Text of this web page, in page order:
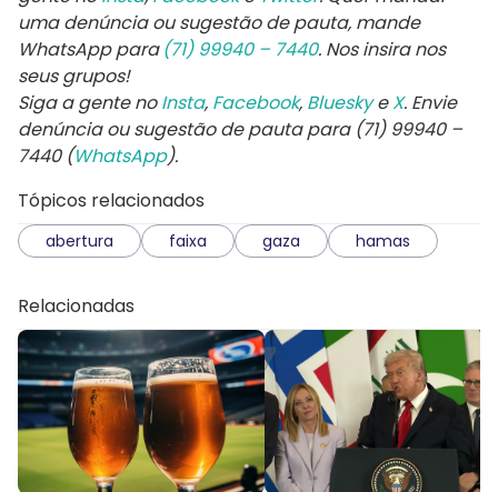
uma denúncia ou sugestão de pauta, mande
WhatsApp para (71) 99940 – 7440. Nos insira nos
seus grupos!
Siga a gente noInsta, Facebook, BlueskyeX. Envie
denúncia ou sugestão de pauta para (71) 99940 –
7440 (WhatsApp).
Tópicos relacionados
abertura faixa gaza hamas
Relacionadas